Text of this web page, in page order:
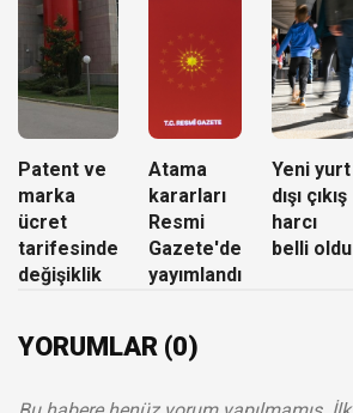
Patent ve
marka
ücret
tarifesinde
değişiklik
Atama
kararları
Resmi
Gazete'de
yayımlandı
Yeni yurt
dışı çıkış
harcı
belli oldu
YORUMLAR (0)